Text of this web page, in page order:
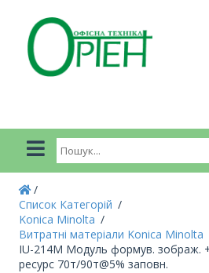
Список Категорій
Konica Minolta
Витратні матеріали Konica Minolta
IU-214M Модуль формув. зображ.
ресурс 70т/90т@5% заповн.